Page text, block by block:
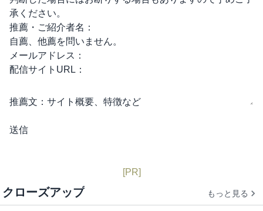
承ください。
推薦・ご紹介者名：
自薦、他薦を問いません。
メールアドレス：
配信サイトURL：
推薦文： サイト概要、特徴など
[PR]
クローズアップ もっと見る